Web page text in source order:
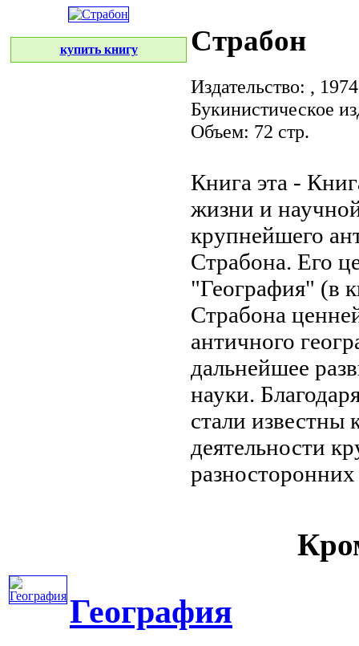
купить книгу Страбон
Издательство: ,
Букинистическое
Объем: 72 стр.
Книга эта -
жизни и
крупнейшего
Страбона. Его
"География" (в
Страбона
античного
дальнейшее
науки.
стали известны
деятельности
разносторонних
География